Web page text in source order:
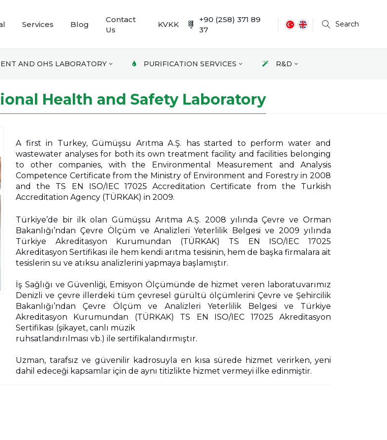
Services Blog
Contact
Us
KVKK
+90 (258) 371 89
37
Search
AND OHS LABORATORY PURIFICATION SERVICES R&D
Health and Safety Laboratory
A first in Turkey, Gümüşsu Arıtma A.Ş. has started to perform water and
wastewater analyses for both its own treatment facility and facilities belonging
to other companies, with the Environmental Measurement and Analysis
Competence Certificate from the Ministry of Environment and Forestry in 2008
and the TS EN ISO/IEC 17025 Accreditation Certificate from the Turkish
Accreditation Agency (TÜRKAK) in 2009.
Türkiye’de bir ilk olan Gümüşsu Arıtma A.Ş. 2008 yılında Çevre ve Orman
Bakanlığı’ndan Çevre Ölçüm ve Analizleri Yeterlilik Belgesi ve 2009 yılında
Türkiye Akreditasyon Kurumundan (TÜRKAK) TS EN ISO/IEC 17025
Akreditasyon Sertifikası ile hem kendi arıtma tesisinin, hem de başka firmalara ait
tesislerin su ve atıksu analizlerini yapmaya başlamıştır.
İş Sağlığı ve Güvenliği, Emisyon Ölçümünde de hizmet veren laboratuvarımız
Denizli ve çevre illerdeki tüm çevresel gürültü ölçümlerini Çevre ve Şehircilik
Bakanlığı’ndan Çevre Ölçüm ve Analizleri Yeterlilik Belgesi ve Türkiye
Akreditasyon Kurumundan (TÜRKAK) TS EN ISO/IEC 17025 Akreditasyon
Sertifikası (şikayet, canlı müzik
ruhsatlandırılması vb.) ile sertifikalandırmıştır.
Uzman, tarafsız ve güvenilir kadrosuyla en kısa sürede hizmet verirken, yeni
dahil edeceği kapsamlar için de aynı titizlikte hizmet vermeyi ilke edinmiştir.